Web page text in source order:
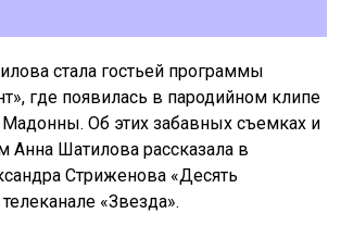
стала гостьей программы
где появилась в пародийном клипе
Об этих забавных съемках и
Анна Шатилова рассказала в
Стриженова «Десять
«Звезда».